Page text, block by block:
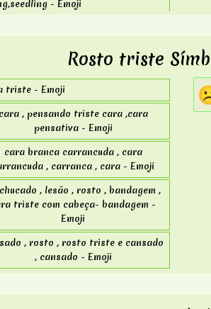
- Emoji
- Emoji
, clothing - Emoji
Rosto triste
triste - Emoji
cara , pensando triste cara ,cara
pensativa - Emoji
cara branca carrancuda , cara
, carranca , cara - Emoji
, lesão , rosto , bandagem ,
triste com cabeça- bandagem -
Emoji
, rosto , rosto triste e cansado
, cansado - Emoji